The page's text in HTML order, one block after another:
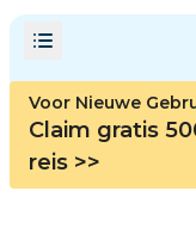
Voor Nieuwe
Claim gratis
reis >>